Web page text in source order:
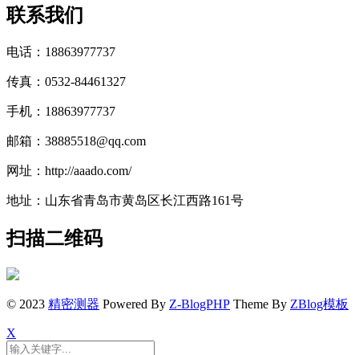
联系我们
电话：18863977737
传真：0532-84461327
手机：18863977737
邮箱：38885518@qq.com
网址：http://aaado.com/
地址：山东省青岛市黄岛区长江西路161号
扫描二维码
© 2023 精密测器 Powered By Z-BlogPHP Theme By ZBlog模板
X